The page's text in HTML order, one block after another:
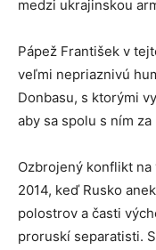
medzi ukrajinskou
Pápež František v
veľmi nepriaznivú
Donbasu, s ktorými
aby sa spolu s ním
Ozbrojený konflikt
2014, keď Rusko
polostrov a časti
proruskí separatisti.